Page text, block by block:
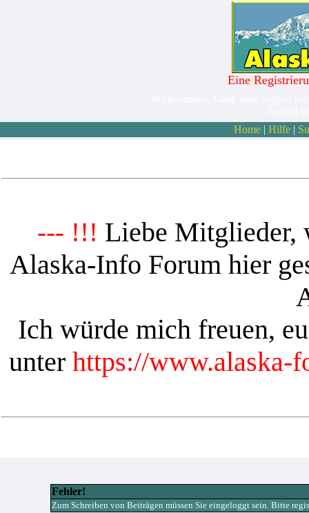
Eine
Home| Hilfe|
--- !!! Liebe Mitglieder,
Alaska-Info Forum hier
Ich würde mich freuen,
unter https://www.alaska-
Fehler!
Zum Schreiben von Beiträgen müssen Sie eingeloggt sein. Bitte